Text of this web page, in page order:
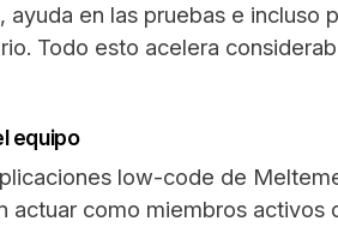
en las pruebas e incluso
Todo esto acelera
equipo
low-code de
actuar como miembros activos